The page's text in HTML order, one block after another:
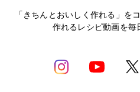
「きちんとおいしく作れる」を
作れるレシピ動画を毎